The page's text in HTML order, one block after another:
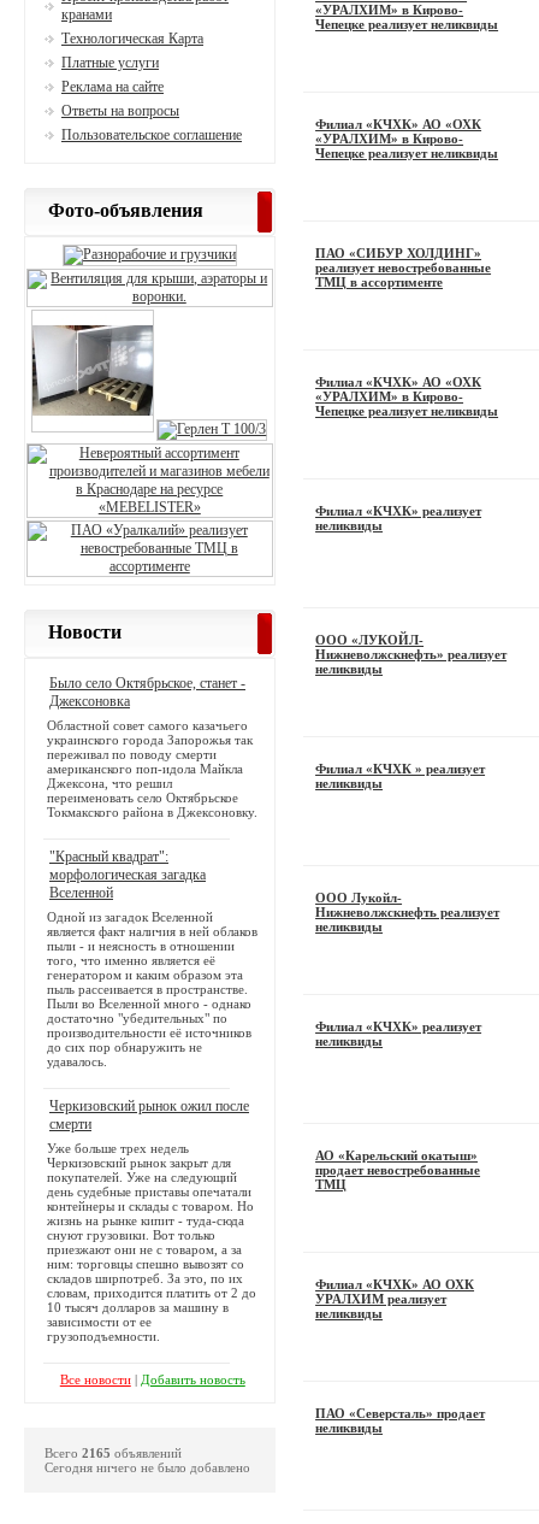
«УРАЛХИМ» в Кирово-
Чепецке реализует неликвиды
Филиал «КЧХК» АО «ОХК
«УРАЛХИМ» в Кирово-
Чепецке реализует неликвиды
ПАО «СИБУР ХОЛДИНГ»
реализует невостребованные
ТМЦ в ассортименте
Филиал «КЧХК» АО «ОХК
«УРАЛХИМ» в Кирово-
Чепецке реализует неликвиды
Филиал «КЧХК» реализует
неликвиды
ООО «ЛУКОЙЛ-
Нижневолжскнефть» реализует
неликвиды
Филиал «КЧХК » реализует
неликвиды
ООО Лукойл-
Нижневолжскнефть реализует
неликвиды
Филиал «КЧХК» реализует
неликвиды
АО «Карельский окатыш»
продает невостребованные
ТМЦ
Филиал «КЧХК» АО ОХК
УРАЛХИМ реализует
неликвиды
ПАО «Северсталь» продает
неликвиды
кранами
Технологическая Карта
Платные услуги
Реклама на сайте
Ответы на вопросы
Пользовательское соглашение
Фото-объявления
Новости
Было село Октябрьское, станет -
Джексоновка
Областной совет самого казачьего
украинского города Запорожья так
переживал по поводу смерти
американского поп-идола Майкла
Джексона, что решил
переименовать село Октябрьское
Токмакского района в Джексоновку.
"Красный квадрат":
морфологическая загадка
Вселенной
Одной из загадок Вселенной
является факт наличия в ней облаков
пыли - и неясность в отношении
того, что именно является её
генератором и каким образом эта
пыль рассеивается в пространстве.
Пыли во Вселенной много - однако
достаточно "убедительных" по
производительности её источников
до сих пор обнаружить не
удавалось.
Черкизовский рынок ожил после
смерти
Уже больше трех недель
Черкизовский рынок закрыт для
покупателей. Уже на следующий
день судебные приставы опечатали
контейнеры и склады с товаром. Но
жизнь на рынке кипит - туда-сюда
снуют грузовики. Вот только
приезжают они не с товаром, а за
ним: торговцы спешно вывозят со
складов ширпотреб. За это, по их
словам, приходится платить от 2 до
10 тысяч долларов за машину в
зависимости от ее
грузоподъемности.
Все новости| Добавить новость
Всего 2165 объявлений
Сегодня ничего не было добавлено